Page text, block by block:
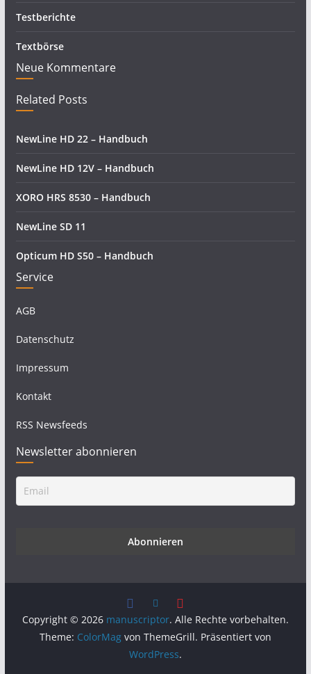
Testberichte
Textbörse
Neue Kommentare
Related Posts
NewLine HD 22 – Handbuch
NewLine HD 12V – Handbuch
XORO HRS 8530 – Handbuch
NewLine SD 11
Opticum HD S50 – Handbuch
Service
AGB
Datenschutz
Impressum
Kontakt
RSS Newsfeeds
Newsletter abonnieren
Copyright © 2026 manuscriptor. Alle Rechte vorbehalten.
Theme: ColorMagvon ThemeGrill. Präsentiert von
WordPress.